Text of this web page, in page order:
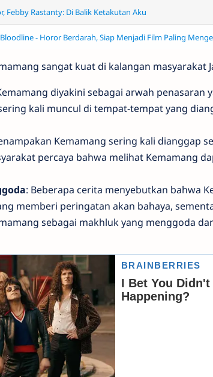
Febby Rastanty: Di Balik Ketakutan Aku
- Horor Berdarah, Siap Menjadi Film Paling
sangat kuat di kalangan masyarakat
diyakini sebagai arwah penasaran
kali muncul di tempat-tempat yang
Kemamang sering kali dianggap
percaya bahwa melihat Kemamang
: Beberapa cerita menyebutkan bahwa
memberi peringatan akan bahaya,
sebagai makhluk yang menggoda